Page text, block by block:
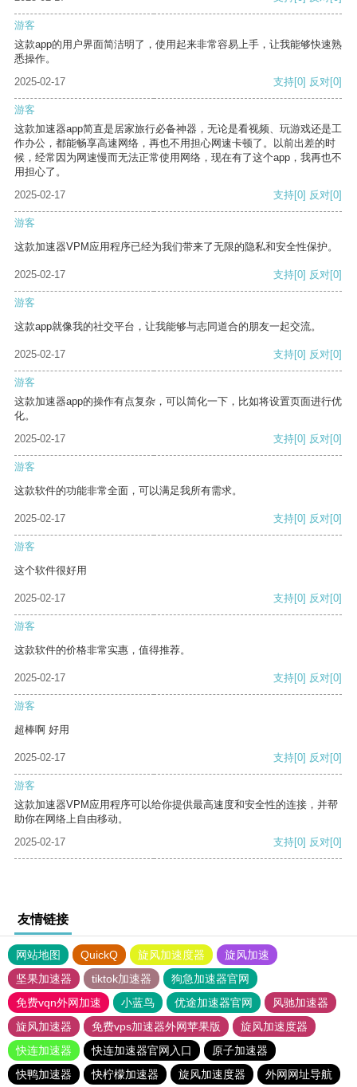
游客
这款app的用户界面简洁明了，使用起来非常容易上手，让我能够快速熟
悉操作。
2025-02-17
支持[0] 反对[0]
游客
这款加速器app简直是居家旅行必备神器，无论是看视频、玩游戏还是工
作办公，都能畅享高速网络，再也不用担心网速卡顿了。以前出差的时
候，经常因为网速慢而无法正常使用网络，现在有了这个app，我再也不
用担心了。
2025-02-17
支持[0] 反对[0]
游客
这款加速器VPM应用程序已经为我们带来了无限的隐私和安全性保护。
2025-02-17 支持[0] 反对[0]
游客
这款app就像我的社交平台，让我能够与志同道合的朋友一起交流。
2025-02-17 支持[0] 反对[0]
游客
这款加速器app的操作有点复杂，可以简化一下，比如将设置页面进行优
化。
2025-02-17
支持[0] 反对[0]
游客
这款软件的功能非常全面，可以满足我所有需求。
2025-02-17 支持[0] 反对[0]
游客
这个软件很好用
2025-02-17 支持[0] 反对[0]
游客
这款软件的价格非常实惠，值得推荐。
2025-02-17 支持[0] 反对[0]
游客
超棒啊 好用
2025-02-17 支持[0] 反对[0]
游客
这款加速器VPM应用程序可以给你提供最高速度和安全性的连接，并帮
助你在网络上自由移动。
2025-02-17
支持[0] 反对[0]
友情链接
网站地图 QuickQ 旋风加速度器
旋风加速
坚果加速器
tiktok加速器
狗急加速器官网
免费vqn外网加速
小蓝鸟 优途加速器官网
风驰加速器
旋风加速器
免费vps加速器外网苹果版
旋风加速度器
快连加速器
快连加速器官网入口
原子加速器
快鸭加速器
快柠檬加速器 旋风加速度器 外网网址导航